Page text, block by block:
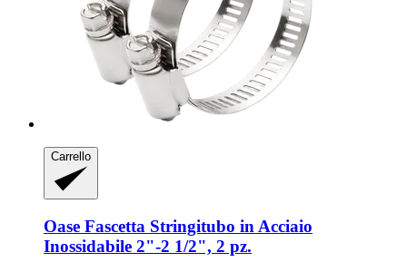
Carrello
Oase Fascetta Stringitubo in Acciaio
Inossidabile 2"-​2 1/2", 2 pz.